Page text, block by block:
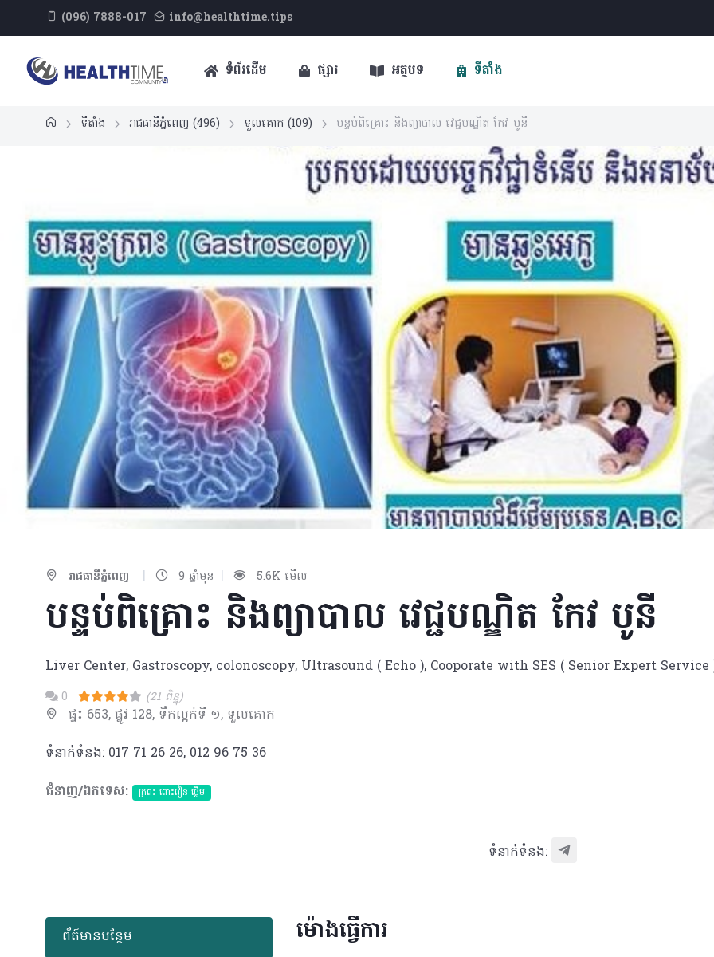
(096) 7888-017 info@healthtime.tips
ទំព័រដើម ផ្សារ អត្ថបទ ទីតាំង
ទីតាំង រាជធានីភ្នំពេញ (496) ទួលគោក (109) បន្ទប់ពិគ្រោះ និងព្យាបាល វេជ្ជបណ្ឌិត កែវ បូនី
រាជធានីភ្នំពេញ | 9 ឆ្នាំមុន | 5.6K មើល
បន្ទប់ពិគ្រោះ និងព្យាបាល វេជ្ជបណ្ឌិត កែវ បូនី
Liver Center, Gastroscopy, colonoscopy, Ultrasound ( Echo ), Cooporate with SES ( Senior Expert
0 (21 ពិន្ទុ)
ផ្ទះ 653, ផ្លូវ 128, ទឹកល្អក់ទី ១, ទួលគោក
ទំនាក់ទំនង: 017 71 26 26, 012 96 75 36
ជំនាញ/ឯកទេស:
ក្រពះ ពោះវៀន ថ្លើម
ទំនាក់ទំនង:
ព័​ត៍​មាន​បន្ថែម ម៉ោងធ្វើការ